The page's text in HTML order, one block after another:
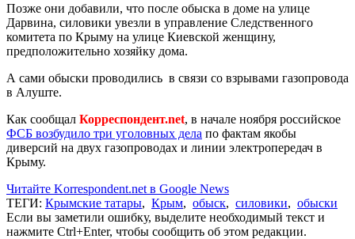
Позже они добавили, что после обыска в доме на улице
Дарвина, силовики увезли в управление Следственного
комитета по Крыму на улице Киевской женщину,
предположительно хозяйку дома.
А сами обыски проводились в связи со взрывами газопровода
в Алуште.
Как сообщал Корреспондент.net, в начале ноября российское
ФСБ возбудило три уголовных дела по фактам якобы
диверсий на двух газопроводах и линии электропередач в
Крыму.
Читайте Korrespondent.net в Google News
ТЕГИ: Крымские татары, Крым, обыск, силовики, обыски
Если вы заметили ошибку, выделите необходимый текст и
нажмите Ctrl+Enter, чтобы сообщить об этом редакции.